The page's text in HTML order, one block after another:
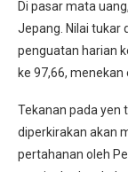
Di pasar mata
Jepang. Nilai tukar
penguatan harian
ke 97,66,
Tekanan pada yen
diperkirakan akan
pertahanan oleh